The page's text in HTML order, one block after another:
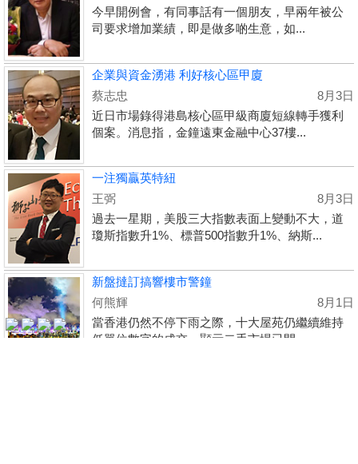
收
藏
樓
盤
繁
體
简
体
ENG
今早開例會，有同事話有一個朋友，早兩年被公
司要求增加業績，即是做多啲生意，如...
企業與資金湧港 利好核心區甲廈
蔡志忠
8月3日
近日市場錄得港島核心區甲級商廈短線轉手獲利
個案。消息指，金鐘遠東金融中心37樓...
一注獨贏英特紐
王弼
8月3日
過去一星期，美股三大指數表面上變動不大，道
瓊斯指數升1%、標普500指數升1%、納斯...
新盤撻訂搞響樓市警鐘
何熊輝
8月1日
當香港仍然不停下雨之際，十大屋苑仍繼續維持
低單位數字的成交，顯示二手市場已開...